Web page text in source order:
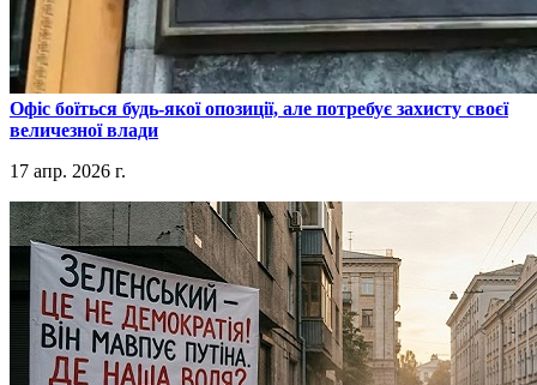
​Офіс боїться будь-якої опозиції, але потребує захисту своєї
величезної влади
17 апр. 2026 г.